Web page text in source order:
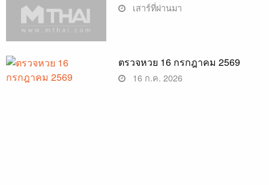
เสาร์ที่ผ่านมา
ตรวจหวย 16 กรกฎาคม 2569
16 ก.ค. 2026